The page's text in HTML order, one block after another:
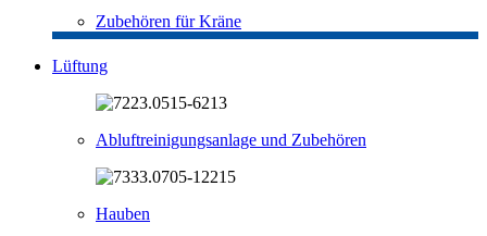
Zubehören für Kräne
Lüftung
Abluftreinigungsanlage und Zubehören
Hauben